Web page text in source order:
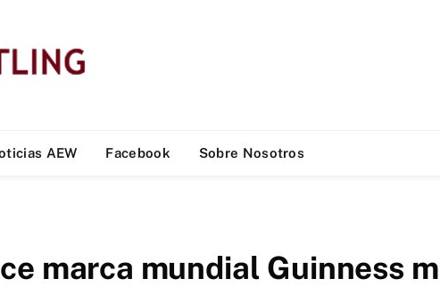
AEW Facebook Sobre Nosotros
marca mundial Guinness